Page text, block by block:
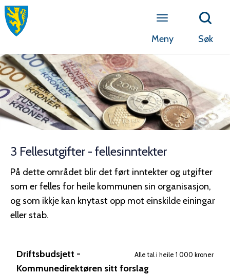
Meny Søk
3 Fellesutgifter - fellesinntekter
På dette området blir det ført inntekter og utgifter
som er felles for heile kommunen sin organisasjon,
og som ikkje kan knytast opp mot einskilde einingar
eller stab.
Alle tal i heile 1 000 kroner
Driftsbudsjett -
Kommunedirektøren sitt forslag